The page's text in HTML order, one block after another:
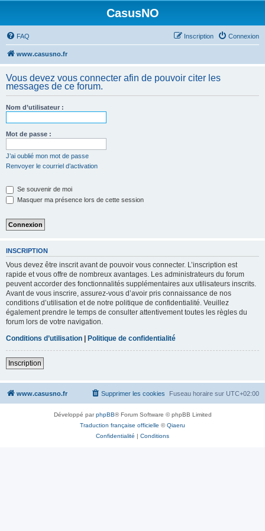
CasusNO
FAQ Connexion
Inscription
www.casusno.fr
Vous devez vous connecter afin de pouvoir citer les
messages de ce forum.
Nom d’utilisateur :
Mot de passe :
J’ai oublié mon mot de passe
Renvoyer le courriel d’activation
Se souvenir de moi
Masquer ma présence lors de cette session
INSCRIPTION
Vous devez être inscrit avant de pouvoir vous connecter. L’inscription est
rapide et vous offre de nombreux avantages. Les administrateurs du forum
peuvent accorder des fonctionnalités supplémentaires aux utilisateurs inscrits.
Avant de vous inscrire, assurez-vous d’avoir pris connaissance de nos
conditions d’utilisation et de notre politique de confidentialité. Veuillez
également prendre le temps de consulter attentivement toutes les règles du
forum lors de votre navigation.
Conditions d’utilisation | Politique de confidentialité
Inscription
www.casusno.fr Fuseau horaire sur UTC+02:00
Supprimer les cookies
Développé parphpBB® Forum Software © phpBB Limited
Traduction française officielle ©Qiaeru
Confidentialité | Conditions